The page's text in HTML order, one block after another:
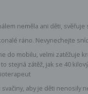
neměla ani děti, svěřuje
ráno. Nevynechejte
do mobilu, velmi zatěžuje
stejná zátěž, jak se 40
svačiny, aby je děti nenosily